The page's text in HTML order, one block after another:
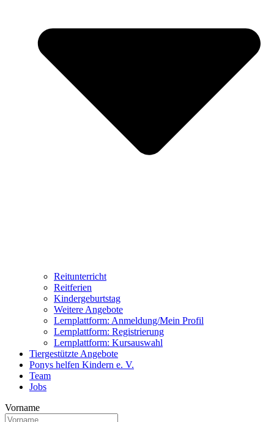
Reitunterricht
Reitferien
Kindergeburtstag
Weitere Angebote
Lernplattform: Anmeldung/Mein Profil
Lernplattform: Registrierung
Lernplattform: Kursauswahl
Tiergestützte Angebote
Ponys helfen Kindern e. V.
Team
Jobs
Vorname